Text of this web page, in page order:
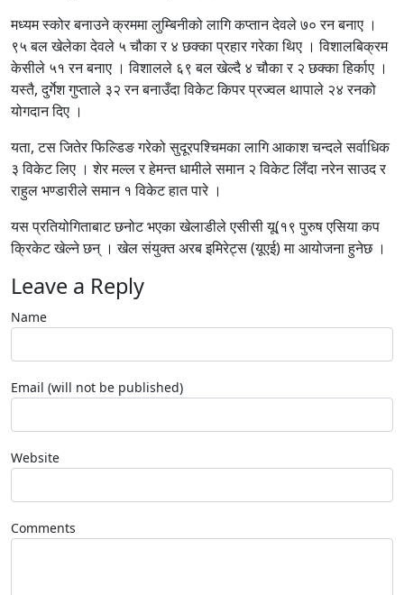
मध्यम स्कोर बनाउने क्रममा लुम्बिनीको लागि कप्तान देवले ७० रन बनाए ।
९५ बल खेलेका देवले ५ चौका र ४ छक्का प्रहार गरेका थिए । विशालबिक्रम
केसीले ५१ रन बनाए । विशालले ६९ बल खेल्दै ४ चौका र २ छक्का हिर्काए ।
यस्तै, दुर्गेश गुप्ताले ३२ रन बनाउँदा विकेट किपर प्रज्वल थापाले २४ रनको
योगदान दिए ।
यता, टस जितेर फिल्डिङ गरेको सुदूरपश्चिमका लागि आकाश चन्दले सर्वाधिक
३ विकेट लिए । शेर मल्ल र हेमन्त धामीले समान २ विकेट लिँदा नरेन साउद र
राहुल भण्डारीले समान १ विकेट हात पारे ।
यस प्रतियोगिताबाट छनोट भएका खेलाडीले एसीसी यू(१९ पुरुष एसिया कप
क्रिकेट खेल्ने छन् । खेल संयुक्त अरब इमिरेट्स (यूएई) मा आयोजना हुनेछ ।
Leave a Reply
Name
Email (will not be published)
Website
Comments